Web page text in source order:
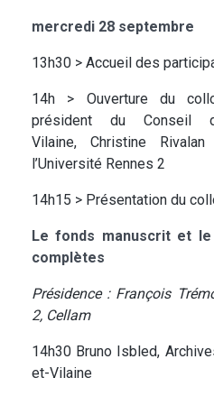
mercredi 28 septembre
13h30 > Accueil des
14h > Ouverture du
président du Conseil
Vilaine, Christine
l’Université Rennes 2
14h15 > Présentation du
Le fonds manuscrit et
complètes
Présidence : François
2, Cellam
14h30 Bruno Isbled,
et-Vilaine